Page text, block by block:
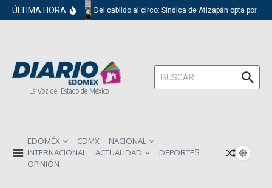
Saltar al contenido
ÚLTIMA HORA Del cabildo al circo: Síndica de Atizapán opta por el
La Voz del Estado de México
Buscar:
EDOMÉX CDMX
NACIONAL
INTERNACIONAL
ACTUALIDAD
DEPORTES
OPINIÓN